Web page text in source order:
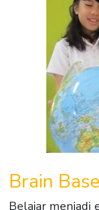
Brain
Belajar menjadi